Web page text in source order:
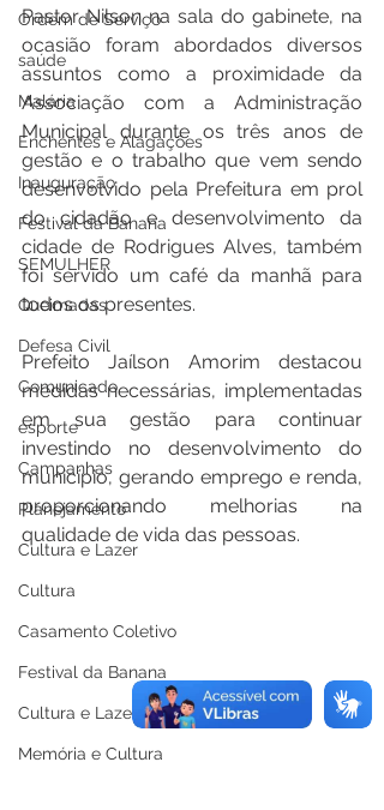
Ordem de Serviço
saúde
Malária
Enchentes e Alagações
Inauguração
Festival da Banana
SEMULHER
Queimadas
Defesa Civil
Comunicado
esporte
Campanhas
Planejamento
Cultura e Lazer
Cultura
Casamento Coletivo
Festival da Banana
Cultura e Lazer
Memória e Cultura
Pastor Nilson na sala do gabinete, na
ocasião foram abordados diversos
assuntos como a proximidade da
Associação com a Administração
Municipal durante os três anos de
gestão e o trabalho que vem sendo
desenvolvido pela Prefeitura em prol
do cidadão e desenvolvimento da
cidade de Rodrigues Alves, também
foi servido um café da manhã para
todos os presentes.
Prefeito Jaílson Amorim destacou
medidas necessárias, implementadas
em sua gestão para continuar
investindo no desenvolvimento do
município, gerando emprego e renda,
proporcionando melhorias na
qualidade de vida das pessoas.